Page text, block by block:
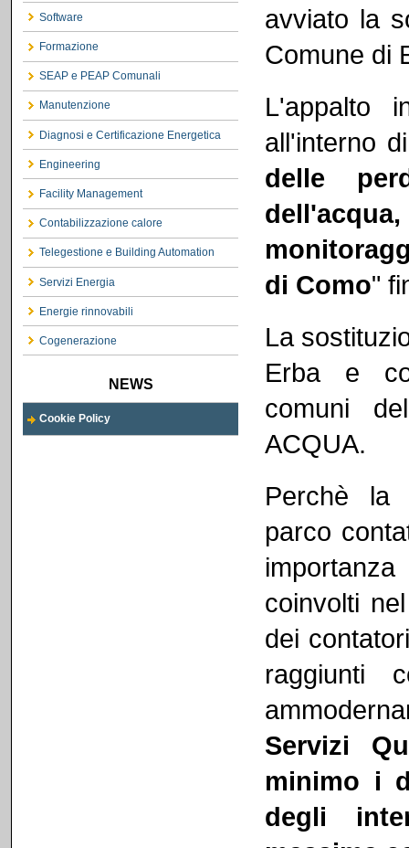
Software
Formazione
SEAP e PEAP Comunali
Manutenzione
Diagnosi e Certificazione Energetica
Engineering
Facility Management
Contabilizzazione calore
Telegestione e Building Automation
Servizi Energia
Energie rinnovabili
Cogenerazione
NEWS
Cookie Policy
avviato la
Comune di
L'appalto
all'interno
delle
di Como"
La
Erba e
comuni
ACQUA.
Perchè la
parco
coinvolti
dei
raggiunti
Servizi
minimo i
degli